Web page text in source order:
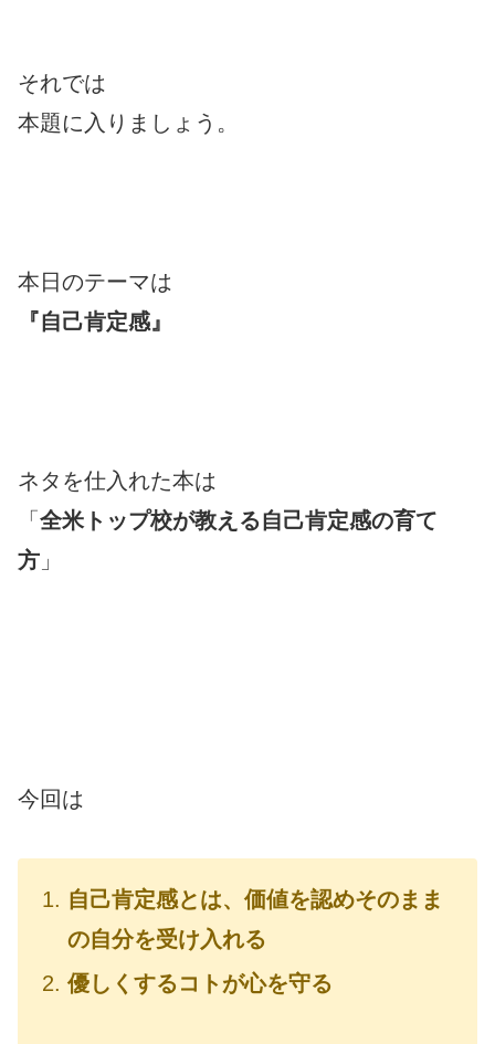
それでは
本題に入りましょう。
本日のテーマは
『自己肯定感』
ネタを仕入れた本は
「 全米トップ校が教える自己肯定感の育て
方 」
今回は
自己肯定感とは、価値を認めそのまま
の自分を受け入れる
優しくするコトが心を守る